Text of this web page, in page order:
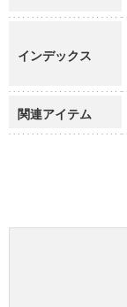
インデックス
関連アイテム